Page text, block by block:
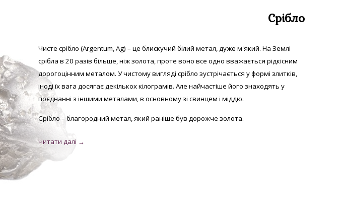
Срібло
Чисте срібло (Argentum, Аg) – це блискучий білий метал, дуже м'який. На Землі
срібла в 20 разів більше, ніж золота, проте воно все одно вважається рідкісним
дорогоцінним металом. Учистому вигляді срібло зустрічається у формі злитків,
іноді їх вага досягає декількох кілограмів. Але найчастіше його знаходять у
поєднанні з іншими металами, в основному зі свинцем і міддю.
Срібло – благородний метал, який раніше був дорожче золота.